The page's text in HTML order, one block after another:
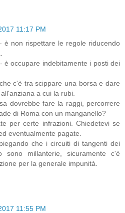
11:17 PM
è non rispettare le regole riducendo
è occupare indebitamente i posti dei
c'è tra scippare una borsa e dare
a cui la rubi.
dovrebbe fare la raggi, percorrere
di Roma con un manganello?
per certe infrazioni. Chiedetevi se
eventualmente pagate.
che i circuiti di tangenti dei
sono millanterie, sicuramente c'è
per la generale impunità.
11:55 PM